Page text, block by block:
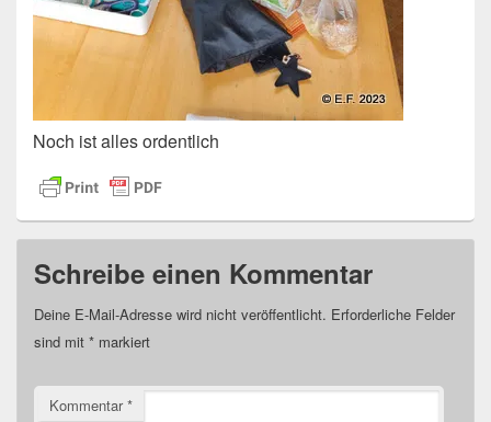
Noch ist alles ordentlich
Schreibe einen Kommentar
Deine E-Mail-Adresse wird nicht veröffentlicht. Erforderliche Felder
sind mit * markiert
Kommentar*